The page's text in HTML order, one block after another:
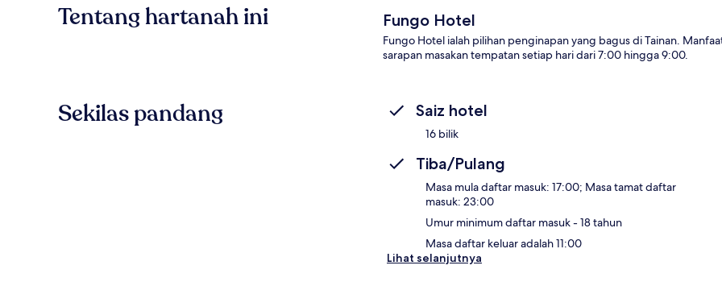
Tentang hartanah ini Fungo Hotel
Fungo Hotel ialah pilihan penginapan yang bagus di Tainan.
sarapan masakan tempatan setiap hari dari 7:00 hingga 9:00.
Sekilas pandang Saiz hotel
16 bilik
Tiba/Pulang
Masa mula daftar masuk: 17:00; Masa tamat daftar
masuk: 23:00
Umur minimum daftar masuk - 18 tahun
Masa daftar keluar adalah 11:00
Lihat selanjutnya